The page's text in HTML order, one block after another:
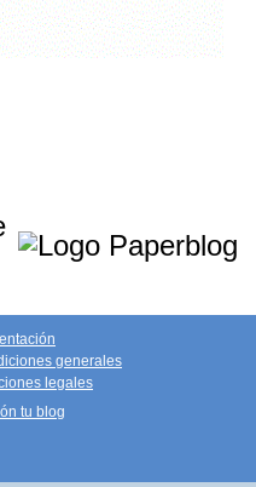
generales
legales
tu blog